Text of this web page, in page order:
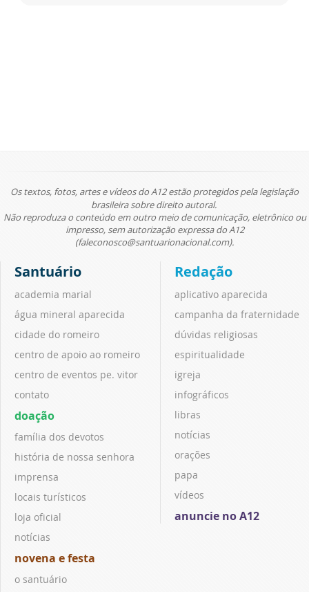
Os textos, fotos, artes e vídeos do A12 estão protegidos pela legislação
brasileira sobre direito autoral.
Não reproduza o conteúdo em outro meio de comunicação, eletrônico ou
impresso, sem autorização expressa do A12
(faleconosco@santuarionacional.com).
Santuário
academia marial
água mineral aparecida
cidade do romeiro
centro de apoio ao romeiro
centro de eventos pe. vitor
contato
doação
família dos devotos
história de nossa senhora
imprensa
locais turísticos
loja oficial
notícias
novena e festa
o santuário
Redação
aplicativo aparecida
campanha da fraternidade
dúvidas religiosas
espiritualidade
igreja
infográficos
libras
notícias
orações
papa
vídeos
anuncie no A12